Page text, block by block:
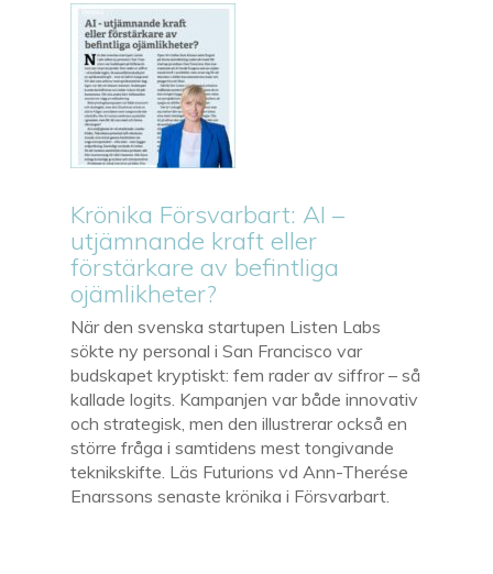
Krönika Försvarbart: AI –
utjämnande kraft eller
förstärkare av befintliga
ojämlikheter?
När den svenska startupen Listen Labs
sökte ny personal i San Francisco var
budskapet kryptiskt: fem rader av siffror – så
kallade logits. Kampanjen var både innovativ
och strategisk, men den illustrerar också en
större fråga i samtidens mest tongivande
teknikskifte. Läs Futurions vd Ann-Therése
Enarssons senaste krönika i Försvarbart.